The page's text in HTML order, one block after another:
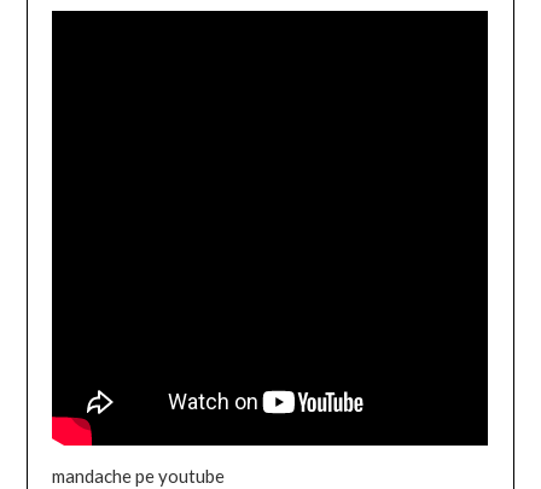
mandache pe youtube